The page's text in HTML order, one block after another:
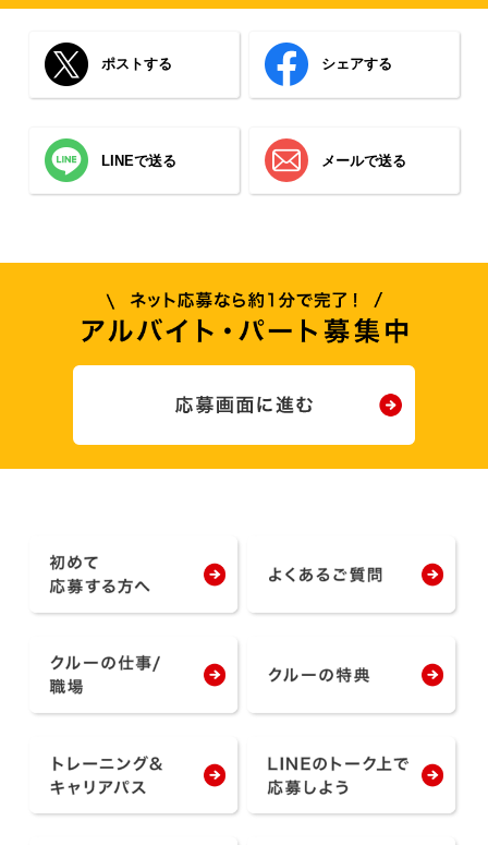
ポストする シェアする
LINEで送る メールで送る